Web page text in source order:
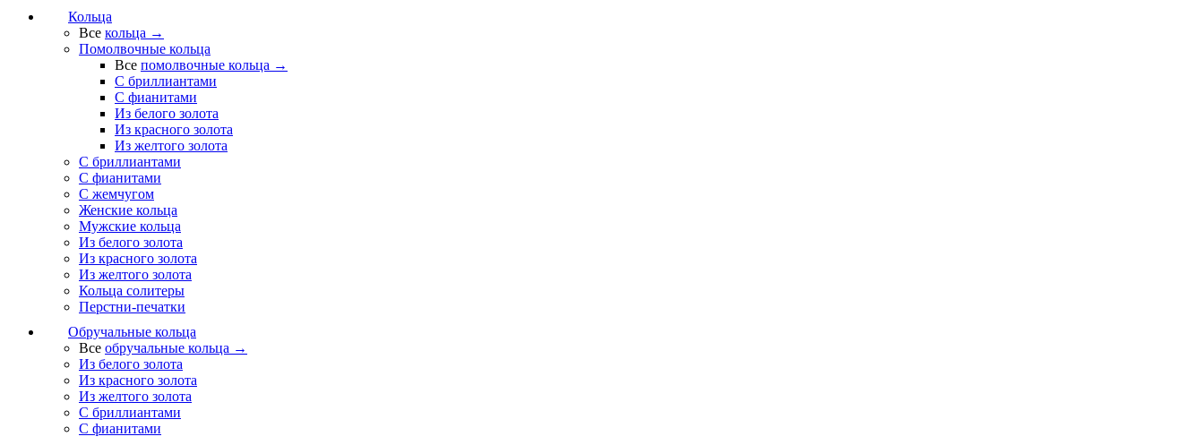
Кольца
Все кольца →
Помолвочные кольца
Все помолвочные кольца →
С бриллиантами
С фианитами
Из белого золота
Из красного золота
Из желтого золота
С бриллиантами
С фианитами
С жемчугом
Женские кольца
Мужские кольца
Из белого золота
Из красного золота
Из желтого золота
Кольца солитеры
Перстни-печатки
Обручальные кольца
Все обручальные кольца →
Из белого золота
Из красного золота
Из желтого золота
С бриллиантами
С фианитами